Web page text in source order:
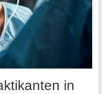
in